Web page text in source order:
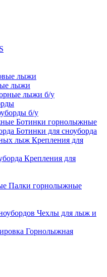
лыжи
лыжи
лыжи б/у
б/у
Ботинки горнолыжные
Ботинки для сноуборда
Крепления для
Крепления для
Палки горнолыжные
Чехлы для лыж и
Горнолыжная